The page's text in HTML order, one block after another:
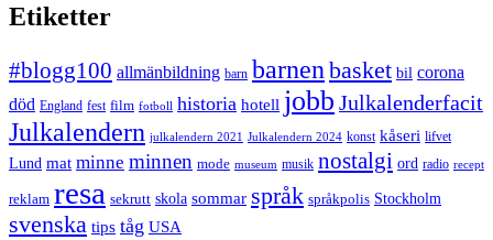
Etiketter
#blogg100 allmänbildning barn barnen basket bil corona
död England fest film fotboll historia hotell jobb Julkalenderfacit
Julkalendern julkalendern 2021 Julkalendern 2024 konst kåseri lifvet
Lund mat minne minnen mode museum musik nostalgi ord radio recept
reklam resa sekrutt skola sommar språk språkpolis Stockholm
svenska tips tåg USA